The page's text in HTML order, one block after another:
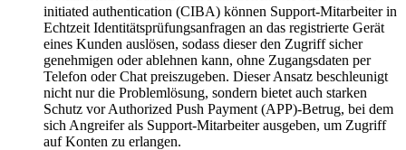
initiated authentication (CIBA) können Support-Mitarbeiter in
Echtzeit Identitätsprüfungsanfragen an das registrierte Gerät
eines Kunden auslösen, sodass dieser den Zugriff sicher
genehmigen oder ablehnen kann, ohne Zugangsdaten per
Telefon oder Chat preiszugeben. Dieser Ansatz beschleunigt
nicht nur die Problemlösung, sondern bietet auch starken
Schutz vor Authorized Push Payment (APP)-Betrug, bei dem
sich Angreifer als Support-Mitarbeiter ausgeben, um Zugriff
auf Konten zu erlangen.